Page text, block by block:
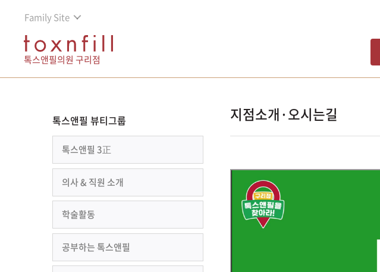
Family Site
톡스앤필의원 구리점
톡스앤필 뷰티그룹
톡스앤필 3正
의사 & 직원 소개
학술활동
공부하는 톡스앤필
지점소개·오시는길